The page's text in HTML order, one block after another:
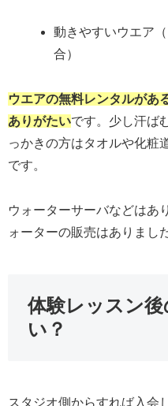
動きやすいウエア
合）
ウエアの無料レンタルがあ
ありがたいです。少し汗ば
っかきの方はタオルや化粧
です。
ウォーターサーバなどはあ
ォーターの販売はありまし
体験レッスン
い？
スタジオ側からすれば入会